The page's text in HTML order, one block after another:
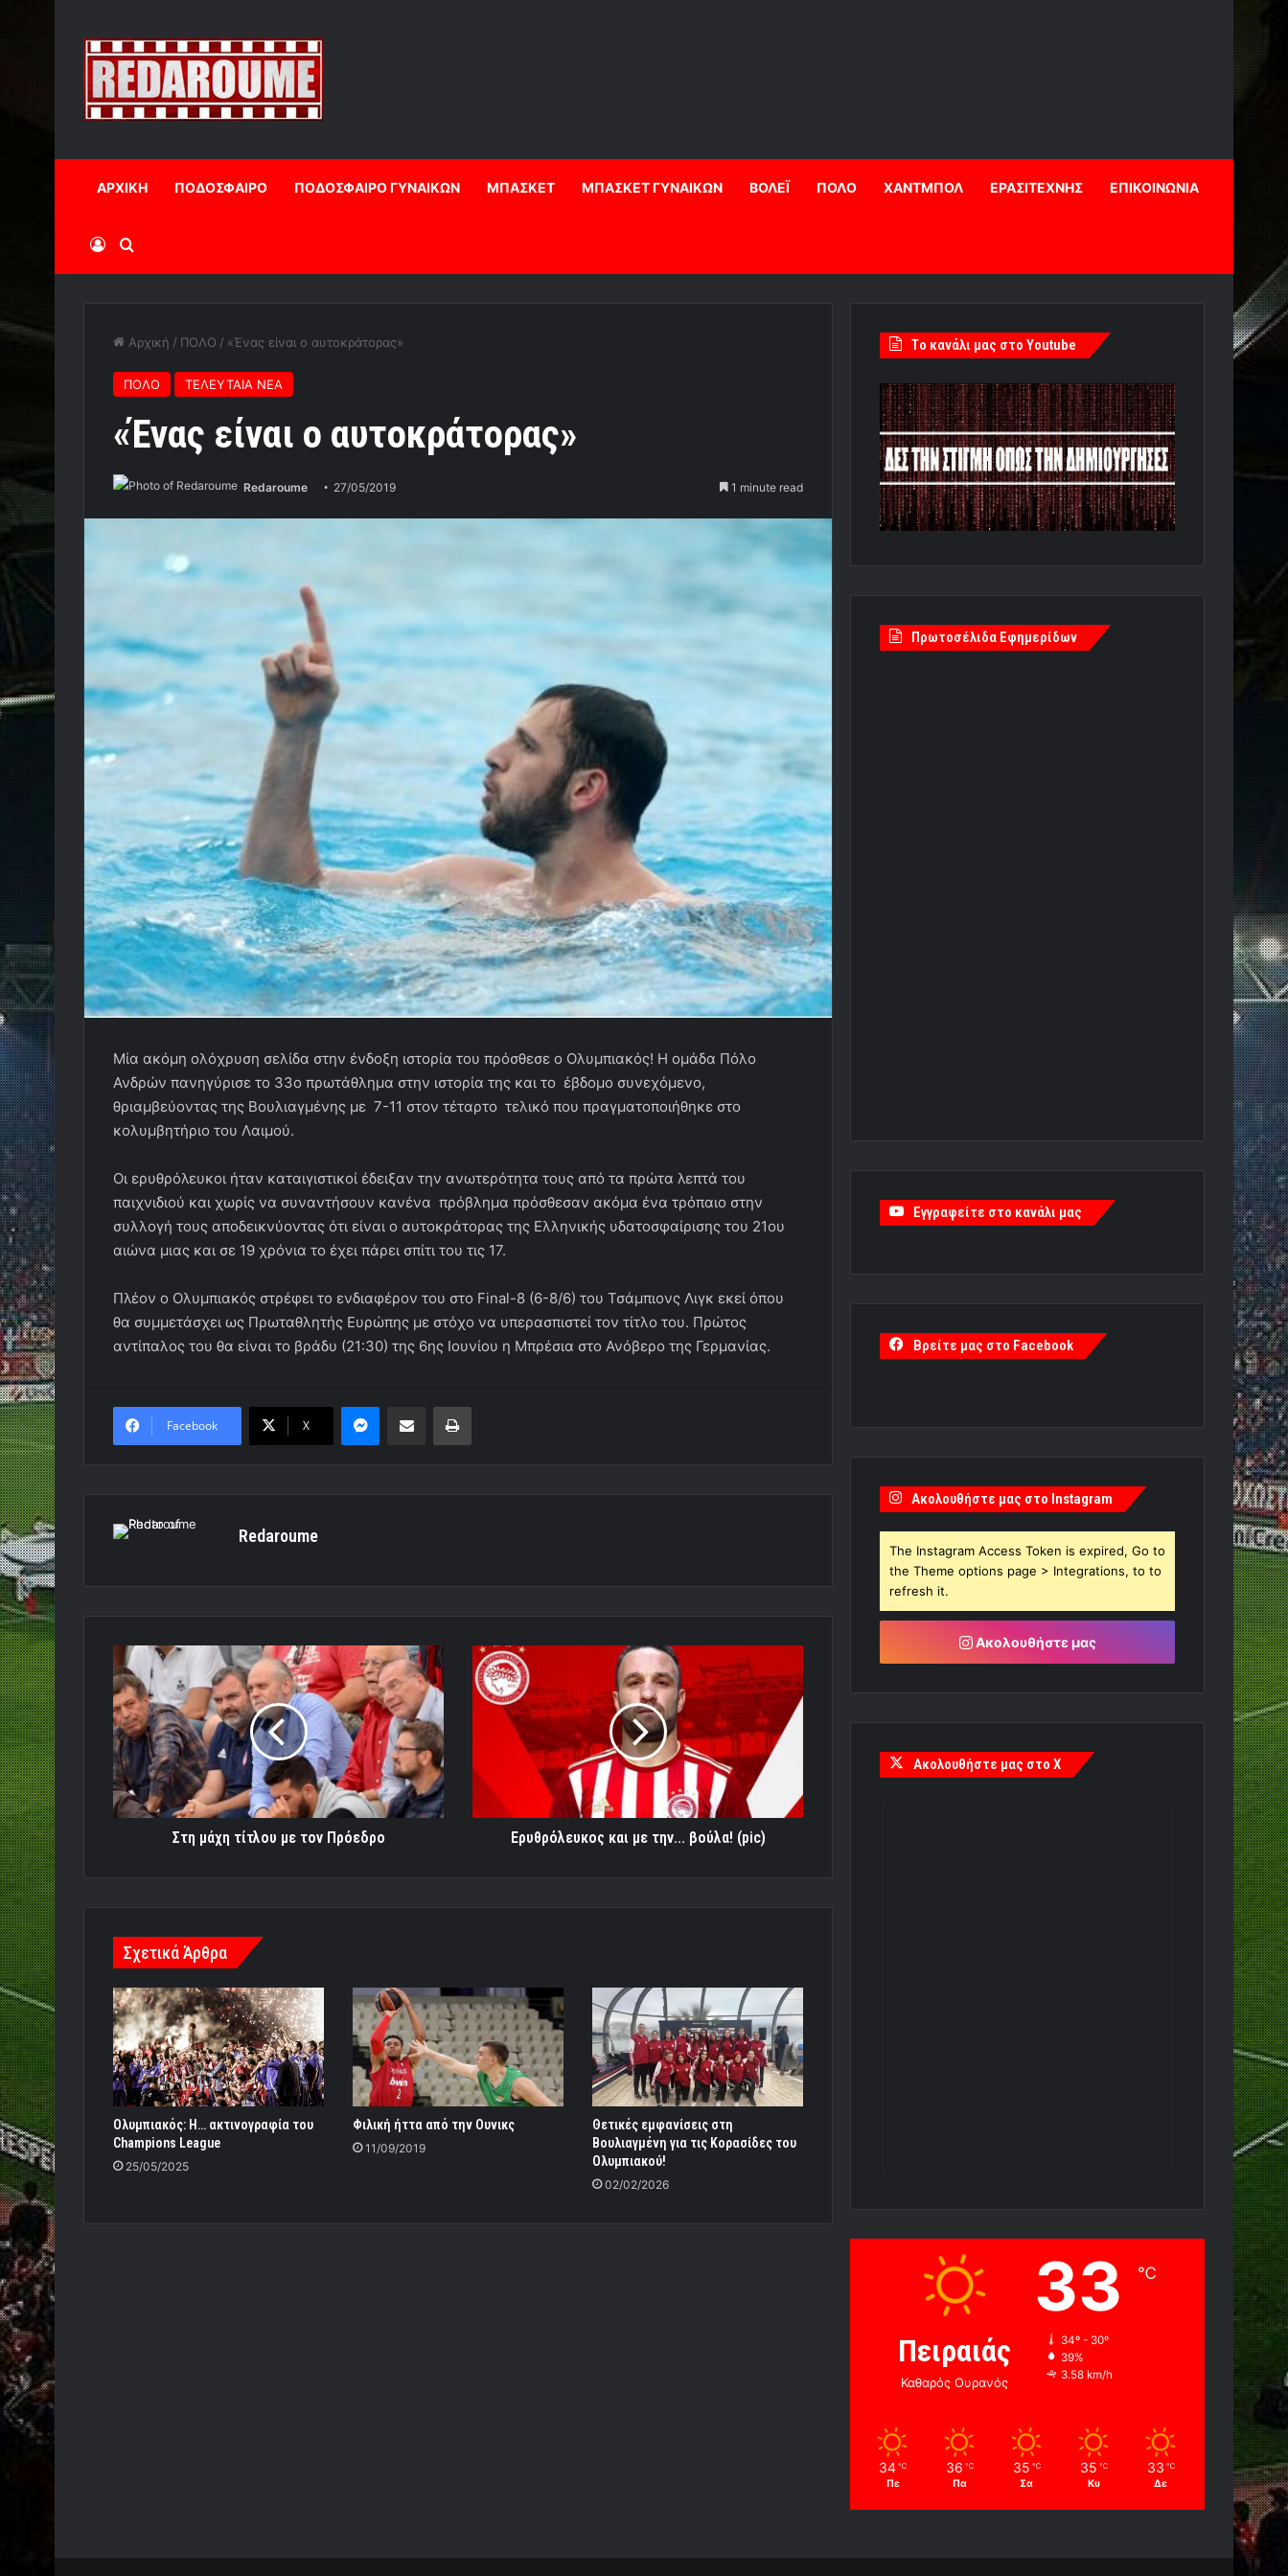
ΑΡΧΙΚΗ ΠΟΔΟΣΦΑΙΡΟ ΠΟΔΟΣΦΑΙΡΟ ΓΥΝΑΙΚΩΝ ΜΠΑΣΚΕΤ ΜΠΑΣΚΕΤ ΓΥΝΑΙΚΩΝ ΒΟΛΕΪ ΠΟΛΟ ΧΑΝΤΜΠΟΛ ΕΡΑΣΙΤΕΧΝΗΣ ΕΠΙΚΟΙΝΩΝΙΑ
Log InΑναζήτηση
Αρχική / ΠΟΛΟ / «Ένας είναι ο αυτοκράτορας»
ΠΟΛΟ ΤΕΛΕΥΤΑΙΑ ΝΕΑ
«Ένας είναι ο αυτοκράτορας»
Redaroume 27/05/2019 1 minute read
Μία ακόμη ολόχρυση σελίδα στην ένδοξη ιστορία του πρόσθεσε ο Ολυμπιακός! Η ομάδα Πόλο
Ανδρών πανηγύρισε το 33ο πρωτάθλημα στην ιστορία της και το έβδομο συνεχόμενο,
θριαμβεύοντας της Βουλιαγμένης με 7-11 στον τέταρτο τελικό που πραγματοποιήθηκε στο
κολυμβητήριο του Λαιμού.
Oι ερυθρόλευκοι ήταν καταιγιστικοί έδειξαν την ανωτερότητα τους από τα πρώτα λεπτά του
παιχνιδιού και χωρίς να συναντήσουν κανένα πρόβλημα πρόσθεσαν ακόμα ένα τρόπαιο στην
συλλογή τους αποδεικνύοντας ότι είναι ο αυτοκράτορας της Ελληνικής υδατοσφαίρισης του 21ου
αιώνα μιας και σε 19 χρόνια το έχει πάρει σπίτι του τις 17.
Πλέον ο Ολυμπιακός στρέφει το ενδιαφέρον του στο Final-8 (6-8/6) του Τσάμπιονς Λιγκ εκεί όπου
θα συμμετάσχει ως Πρωταθλητής Ευρώπης με στόχο να υπερασπιστεί τον τίτλο του. Πρώτος
αντίπαλος του θα είναι το βράδυ (21:30) της 6ης Ιουνίου η Μπρέσια στο Ανόβερο της Γερμανίας.
Facebook X
MessengerΚοινοποίηση μέσω ηλεκτρονικού ταχυδρομείουΕκτύπωση
Redaroume
Στη
μάχη
τίτλου
με
τον
Πρόεδρο
Στη μάχη τίτλου με τον Πρόεδρο
Ερυθρόλευκος
και
με
την...
Ερυθρόλευκος και με την... βούλα! (pic)
Σχετικά Άρθρα
Ολυμπιακός: Η… ακτινογραφία του
Champions League
25/05/2025
Φιλική ήττα από την Ουνικς
11/09/2019
Θετικές εμφανίσεις στη
Βουλιαγμένη για τις Κορασίδες του
Ολυμπιακού!
02/02/2026
Tο κανάλι μας στο Youtube
Πρωτοσέλιδα Εφημερίδων
Εγγραφείτε στο κανάλι μας
Βρείτε μας στο Facebook
Ακολουθήστε μας στο Instagram
The Instagram Access Token is expired, Go to
the Theme options page > Integrations, to to
refresh it.
Ακολουθήστε μας
Ακολουθήστε μας στο X
Πειραιάς
Καθαρός Ουρανός
33 ℃
34º - 30º
39%
3.58 km/h
34 ℃
Πε
36 ℃
Πα
35 ℃
Σα
35 ℃
Κυ
33 ℃
Δε